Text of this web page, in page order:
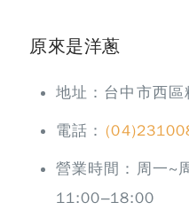
原來是洋蔥
地址：台中市西
電話：
營業時間：周一~
11:00–18:00